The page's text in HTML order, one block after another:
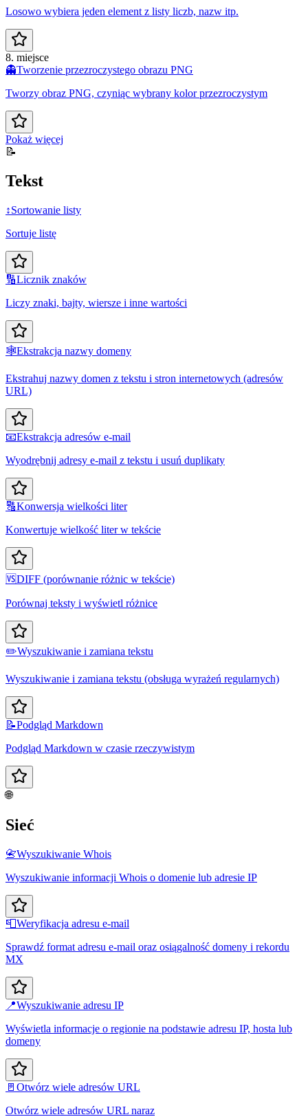
Losowo wybiera jeden element z listy liczb, nazw itp.
8. miejsce
👻Tworzenie przezroczystego obrazu PNG
Tworzy obraz PNG, czyniąc wybrany kolor przezroczystym
Pokaż więcej
📝
Tekst
↕️Sortowanie listy
Sortuje listę
🔢Licznik znaków
Liczy znaki, bajty, wiersze i inne wartości
🕸️Ekstrakcja nazwy domeny
Ekstrahuj nazwy domen z tekstu i stron internetowych (adresów
URL)
📧Ekstrakcja adresów e-mail
Wyodrębnij adresy e-mail z tekstu i usuń duplikaty
🔠Konwersja wielkości liter
Konwertuje wielkość liter w tekście
🆚DIFF (porównanie różnic w tekście)
Porównaj teksty i wyświetl różnice
✏️Wyszukiwanie i zamiana tekstu
Wyszukiwanie i zamiana tekstu (obsługa wyrażeń regularnych)
📝Podgląd Markdown
Podgląd Markdown w czasie rzeczywistym
🌐
Sieć
📇Wyszukiwanie Whois
Wyszukiwanie informacji Whois o domenie lub adresie IP
📮Weryfikacja adresu e-mail
Sprawdź format adresu e-mail oraz osiągalność domeny i rekordu
MX
📍Wyszukiwanie adresu IP
Wyświetla informacje o regionie na podstawie adresu IP, hosta lub
domeny
🚪 Otwórz wiele adresów URL
Otwórz wiele adresów URL naraz